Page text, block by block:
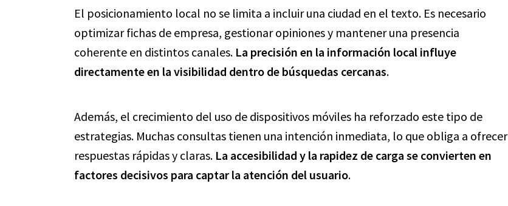
El posicionamiento local no se limita a incluir una ciudad en el texto. Es necesario
optimizar fichas de empresa, gestionar opiniones y mantener una presencia
coherente en distintos canales. La precisión en la información local influye
directamente en la visibilidad dentro de búsquedas cercanas.
Además, el crecimiento del uso de dispositivos móviles ha reforzado este tipo de
estrategias. Muchas consultas tienen una intención inmediata, lo que obliga a ofrecer
respuestas rápidas y claras. La accesibilidad y la rapidez de carga se convierten en
factores decisivos para captar la atención del usuario.